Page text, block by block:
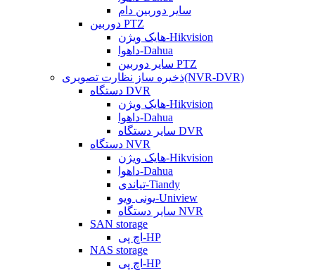
سایر دوربین دام
دوربین PTZ
هایک ویژن-Hikvision
داهوا-Dahua
سایر دوربین PTZ
ذخیره ساز نظارت تصویری(NVR-DVR)
دستگاه DVR
هایک ویژن-Hikvision
داهوا-Dahua
سایر دستگاه DVR
دستگاه NVR
هایک ویژن-Hikvision
داهوا-Dahua
تیاندی-Tiandy
یونی ویو-Uniview
سایر دستگاه NVR
SAN storage
اچ پی-HP
NAS storage
اچ پی-HP